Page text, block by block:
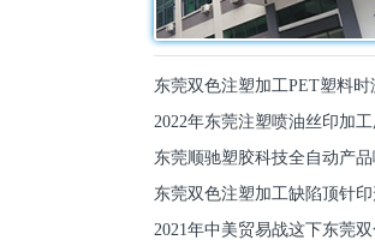
东莞双色注塑加工PET塑料
2022年东莞注塑喷油丝印加
东莞顺驰塑胶科技全自动产
东莞双色注塑加工缺陷顶针
2021年中美贸易战这下东莞